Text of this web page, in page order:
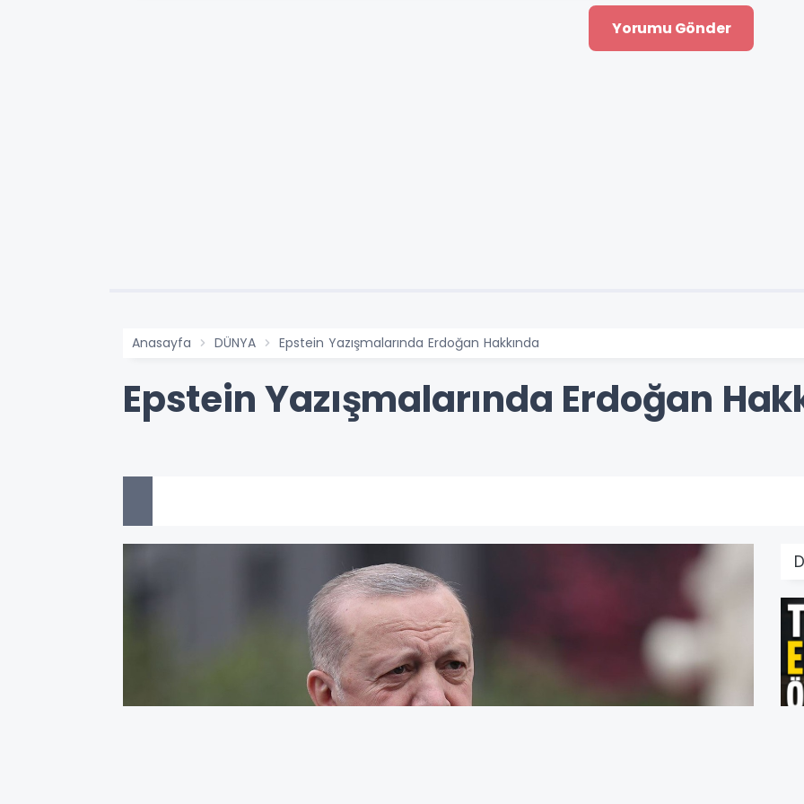
Anasayfa DÜNYA Epstein Yazışmalarında Erdoğan Hakkında
Epstein Yazışmalarında Erdoğan